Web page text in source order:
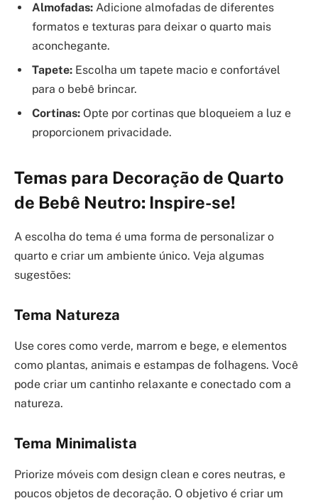
Almofadas: Adicione almofadas de diferentes
formatos e texturas para deixar o quarto mais
aconchegante.
Tapete: Escolha um tapete macio e confortável
para o bebê brincar.
Cortinas: Opte por cortinas que bloqueiem a luz e
proporcionem privacidade.
Temas para Decoração de Quarto
de Bebê Neutro: Inspire-se!
A escolha do tema é uma forma de personalizar o
quarto e criar um ambiente único. Veja algumas
sugestões:
Tema Natureza
Use cores como verde, marrom e bege, e elementos
como plantas, animais e estampas de folhagens. Você
pode criar um cantinho relaxante e conectado com a
natureza.
Tema Minimalista
Priorize móveis com design clean e cores neutras, e
poucos objetos de decoração. O objetivo é criar um